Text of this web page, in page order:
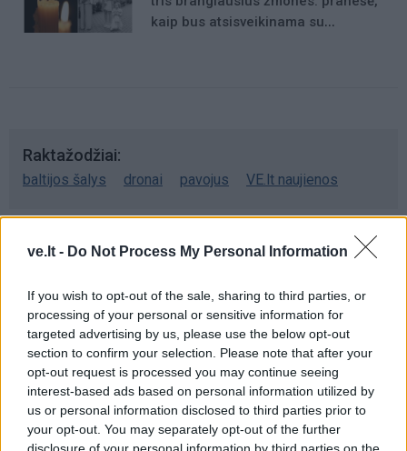
ve.lt - Do Not Process My Personal Information
If you wish to opt-out of the sale, sharing to third parties, or
processing of your personal or sensitive information for
targeted advertising by us, please use the below opt-out
section to confirm your selection. Please note that after your
opt-out request is processed you may continue seeing
interest-based ads based on personal information utilized by
us or personal information disclosed to third parties prior to
your opt-out. You may separately opt-out of the further
kaip bus atsisveikinama su
Raktažodžiai
baltijos šalys dronai pavojus VE.lt naujienos
Komentarai
Rašyti komentarą
Jūsų vardas